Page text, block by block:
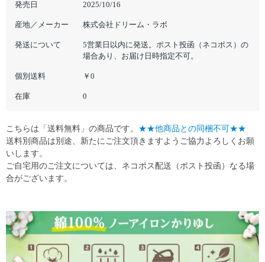
発売日 2025/10/16
産地／メーカー 株式会社ドリーム・ラボ
発送について
5営業日以内に発送。ポスト投函（ネコポス）の
場合あり、お届け日時指定不可。
個別送料 ￥0
在庫 0
こちらは「送料無料」の商品です。 ★★他商品との同梱不可★★
送料別商品は別途、新たにご注文頂きますようご協力よろしくお願
いします。
ご自宅用のご注文については、ネコポス配送（ポスト投函）なる場
合がございます。